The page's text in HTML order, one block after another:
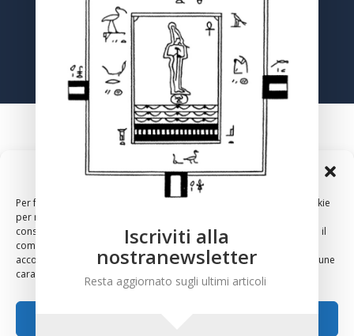
Gestisci Consenso Cookie
Per fornire le migliori esperienze, utilizziamo tecnologie come i cookie
per memorizzare e/o accedere alle informazioni del dispositivo. Il
consenso a queste tecnologie ci permetterà di elaborare dati come il
comportamento di navigazione o ID unici su questo sito. Non
acconsentire o ritirare il consenso può influire negativamente su alcune
caratteristiche e funzioni.
Registrati
2024 – Copyright – Associazione Culturale Anthropos, Via
Sirte 36, 00196 Roma
Iscriviti alla
nostranewsletter
Resta aggiornato sugli ultimi articoli